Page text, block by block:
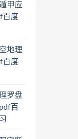
甲应
百度
地理
百度
罗盘
百